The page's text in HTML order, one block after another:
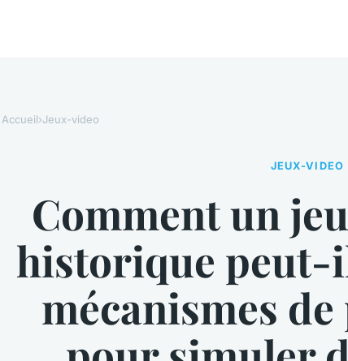
Accueil›Jeux-video
JEUX-VIDEO
Comment un
historique peut-
mécanismes